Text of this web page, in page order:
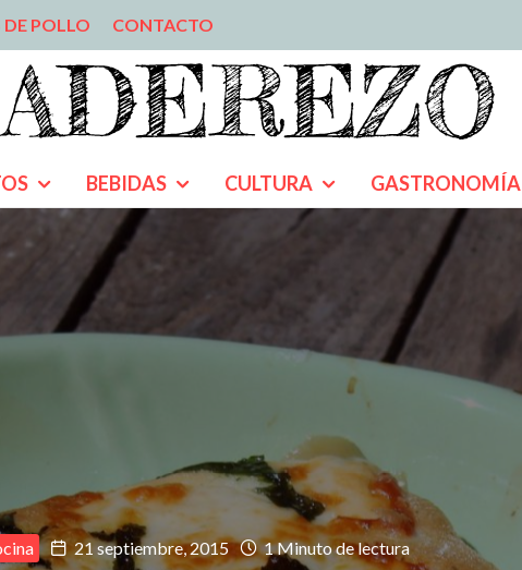
DE POLLO CONTACTO
BEBIDAS CULTURA GASTRONOMÍA
21 septiembre, 2015 1 Minuto de lectura